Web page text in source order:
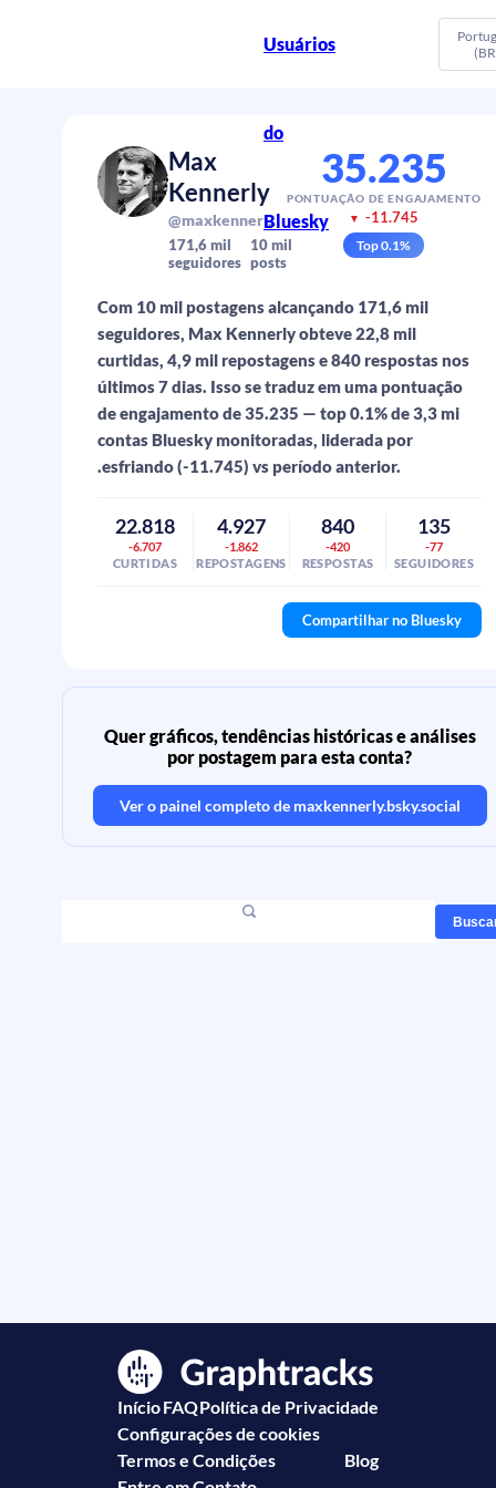
Usuários
do
Bluesky
Max
Kennerly
@maxkennerly.bsky.social
171,6 mil
seguidores
10 mil
posts
35.235
PONTUAÇÃO DE ENGAJAMENTO
▼ -11.745
Top0.1%
Com 10 mil postagens alcançando 171,6 mil
seguidores, Max Kennerly obteve 22,8 mil
curtidas, 4,9 mil repostagens e 840 respostas nos
últimos 7 dias. Isso se traduz em uma pontuação
de engajamento de 35.235 — top 0.1% de 3,3 mi
contas Bluesky monitoradas, liderada por
.esfriando (-11.745) vs período anterior.
22.818
-6.707
CURTIDAS
4.927
-1.862
REPOSTAGENS
840
-420
RESPOSTAS
135
-77
SEGUIDORES
Compartilhar no Bluesky
Quer gráficos, tendências históricas e análises
por postagem para esta conta?
Ver o painel completo de maxkennerly.bsky.social
InícioFAQPolítica de Privacidade
Configurações de cookies
Termos e Condições
Blog